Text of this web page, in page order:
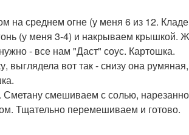
на среднем огне (у меня 6 из 12.
(у меня 3-4) и накрываем крышкой.
- все нам "Даст" соус. Картошка.
выглядела вот так - снизу она
Сметану смешиваем с солью,
Тщательно перемешиваем и готово.